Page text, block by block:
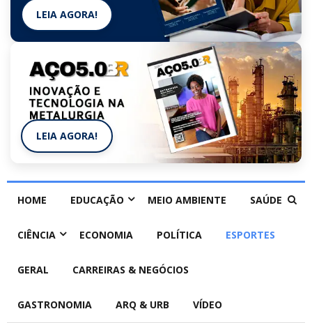
LEIA AGORA!
LEIA AGORA!
HOME EDUCAÇÃO MEIO AMBIENTE SAÚDE
CIÊNCIA ECONOMIA POLÍTICA ESPORTES
GERAL CARREIRAS & NEGÓCIOS
GASTRONOMIA ARQ & URB VÍDEO